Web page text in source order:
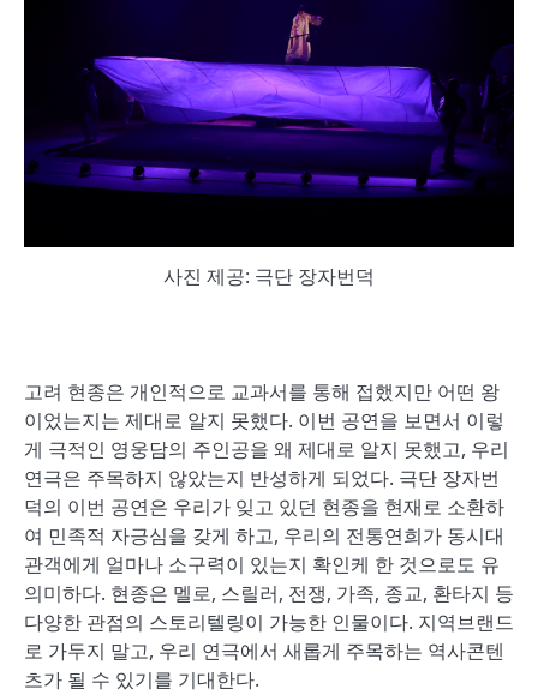
사진 제공: 극단 장자번덕
고려 현종은 개인적으로 교과서를 통해 접했지만 어떤 왕
이었는지는 제대로 알지 못했다. 이번 공연을 보면서 이렇
게 극적인 영웅담의 주인공을 왜 제대로 알지 못했고, 우리
연극은 주목하지 않았는지 반성하게 되었다. 극단 장자번
덕의 이번 공연은 우리가 잊고 있던 현종을 현재로 소환하
여 민족적 자긍심을 갖게 하고, 우리의 전통연희가 동시대
관객에게 얼마나 소구력이 있는지 확인케 한 것으로도 유
의미하다. 현종은 멜로, 스릴러, 전쟁, 가족, 종교, 환타지 등
다양한 관점의 스토리텔링이 가능한 인물이다. 지역브랜드
로 가두지 말고, 우리 연극에서 새롭게 주목하는 역사콘텐
츠가 될 수 있기를 기대한다.